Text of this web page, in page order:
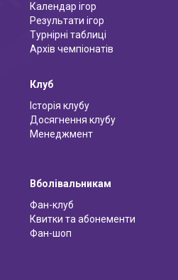
Календар ігор
Результати ігор
Турнірні таблиці
Архів чемпіонатів
Клуб
Історія клубу
Досягнення клубу
Менеджмент
Вболівальникам
Фан-клуб
Квитки та абонементи
Фан-шоп